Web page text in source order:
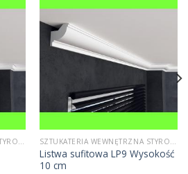
SZTUKATERIA WEWNĘTRZNA STYROPIANOWA SZTUKATERIA WEWNĘTRZNA STYROPIANOWA
Listwa sufitowa LP9 Wysokość
10 cm